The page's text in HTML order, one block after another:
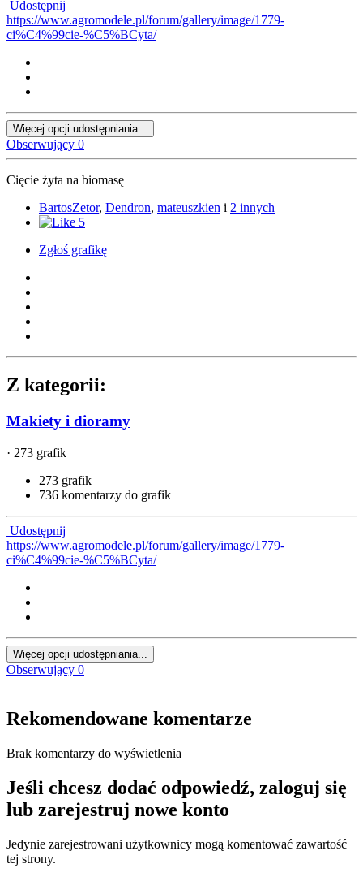
Udostępnij
https://www.agromodele.pl/forum/gallery/image/1779-
ci%C4%99cie-%C5%BCyta/
Więcej opcji udostępniania...
Obserwujący 0
Cięcie żyta na biomasę
BartosZetor, Dendron, mateuszkien i 2 innych
5
Zgłoś grafikę
Z kategorii:
Makiety i dioramy
· 273 grafik
273 grafik
736 komentarzy do grafik
Udostępnij
https://www.agromodele.pl/forum/gallery/image/1779-
ci%C4%99cie-%C5%BCyta/
Więcej opcji udostępniania...
Obserwujący 0
Rekomendowane komentarze
Brak komentarzy do wyświetlenia
Jeśli chcesz dodać odpowiedź, zaloguj się
lub zarejestruj nowe konto
Jedynie zarejestrowani użytkownicy mogą komentować zawartość
tej strony.